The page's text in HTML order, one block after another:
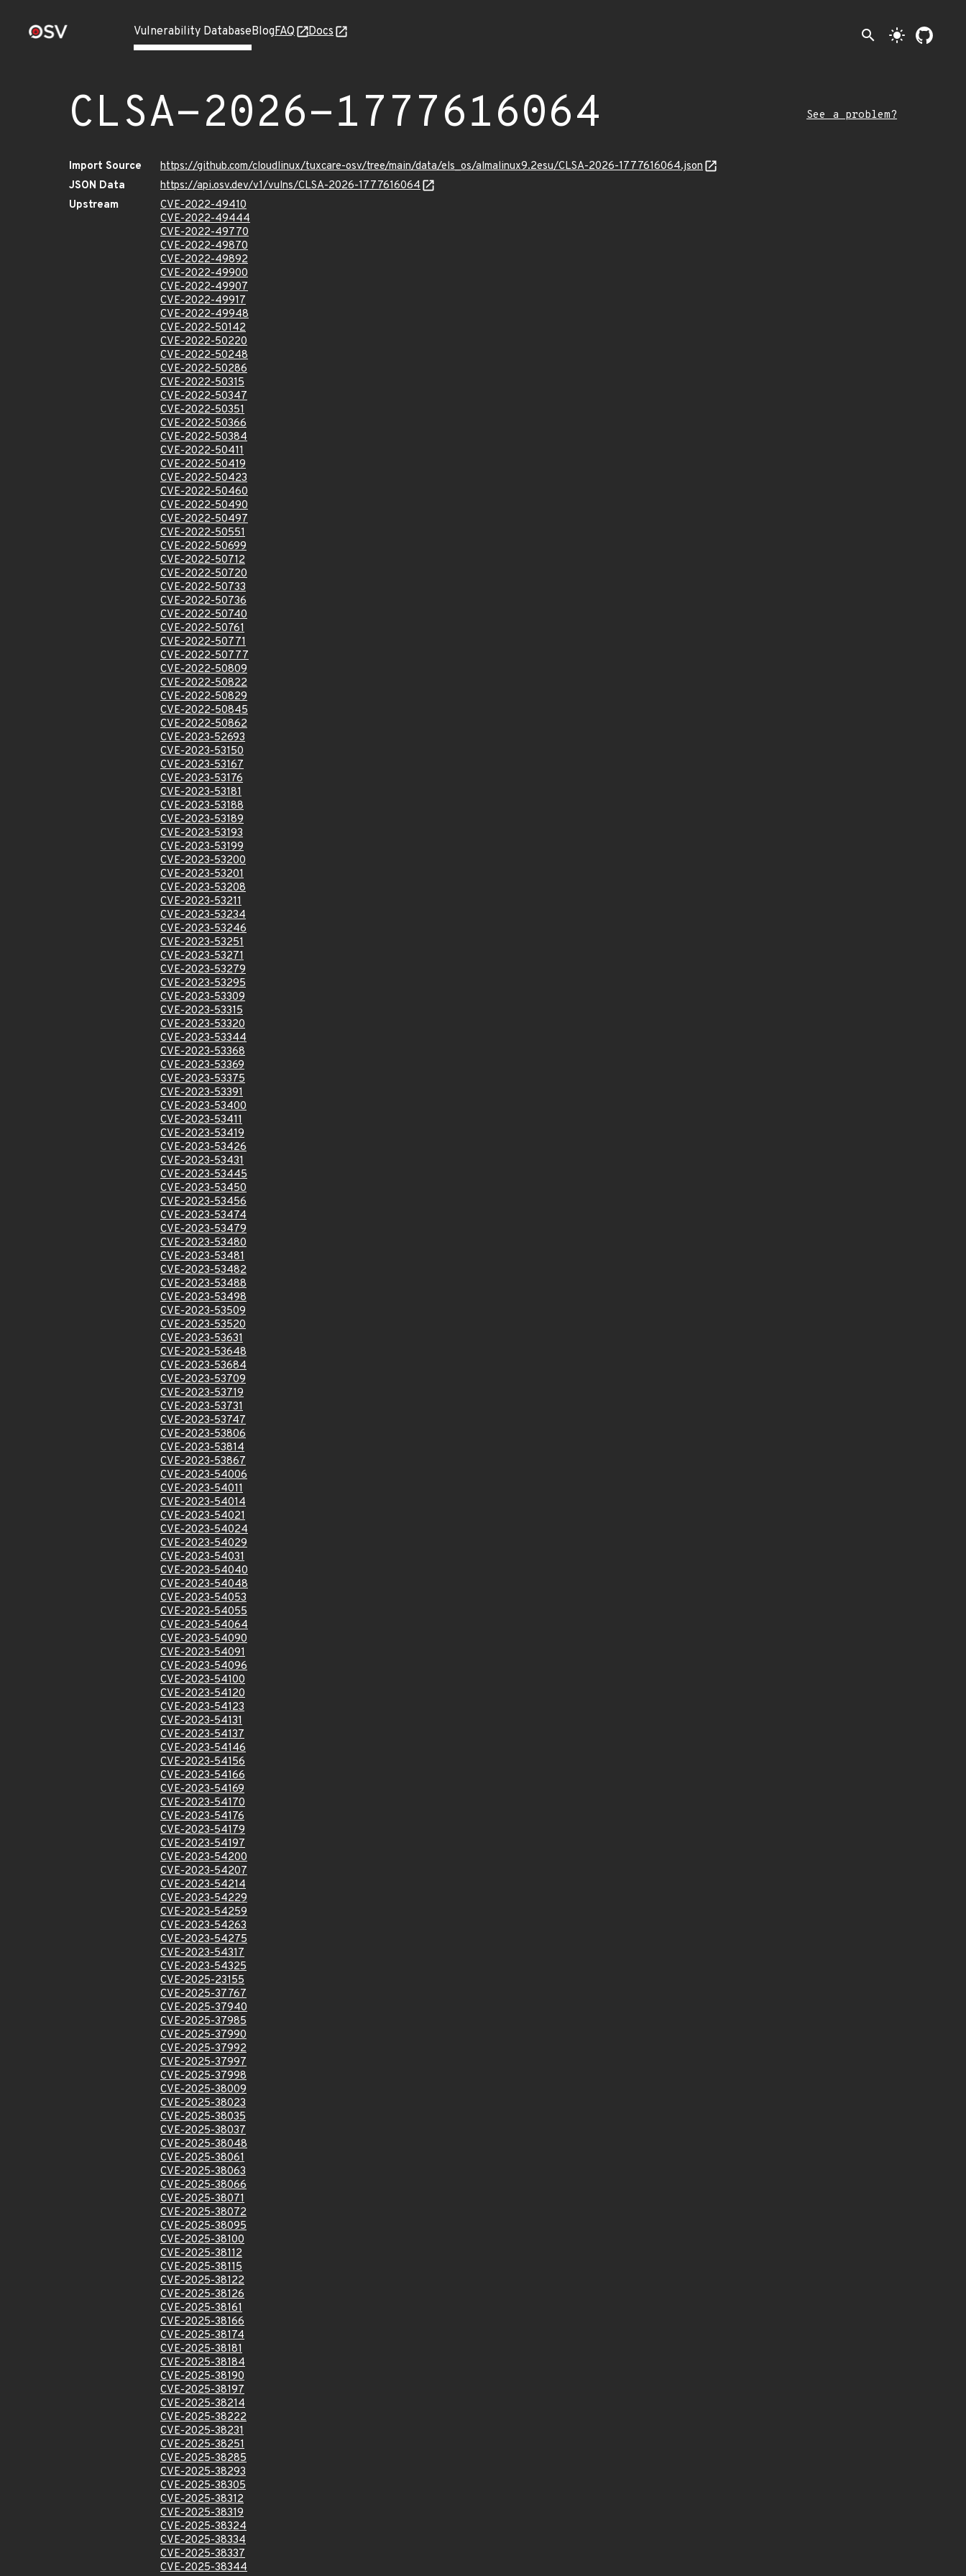
Vulnerability DatabaseBlogFAQ Docs search light_mode
CLSA-2026-1777616064 See a problem?
Import Source
https://github.com/cloudlinux/tuxcare-osv/tree/main/data/els_os/almalinux9.2esu/CLSA-2026-1777616064.json
JSON Data
https://api.osv.dev/v1/vulns/CLSA-2026-1777616064
Upstream
CVE-2022-49410
CVE-2022-49444
CVE-2022-49770
CVE-2022-49870
CVE-2022-49892
CVE-2022-49900
CVE-2022-49907
CVE-2022-49917
CVE-2022-49948
CVE-2022-50142
CVE-2022-50220
CVE-2022-50248
CVE-2022-50286
CVE-2022-50315
CVE-2022-50347
CVE-2022-50351
CVE-2022-50366
CVE-2022-50384
CVE-2022-50411
CVE-2022-50419
CVE-2022-50423
CVE-2022-50460
CVE-2022-50490
CVE-2022-50497
CVE-2022-50551
CVE-2022-50699
CVE-2022-50712
CVE-2022-50720
CVE-2022-50733
CVE-2022-50736
CVE-2022-50740
CVE-2022-50761
CVE-2022-50771
CVE-2022-50777
CVE-2022-50809
CVE-2022-50822
CVE-2022-50829
CVE-2022-50845
CVE-2022-50862
CVE-2023-52693
CVE-2023-53150
CVE-2023-53167
CVE-2023-53176
CVE-2023-53181
CVE-2023-53188
CVE-2023-53189
CVE-2023-53193
CVE-2023-53199
CVE-2023-53200
CVE-2023-53201
CVE-2023-53208
CVE-2023-53211
CVE-2023-53234
CVE-2023-53246
CVE-2023-53251
CVE-2023-53271
CVE-2023-53279
CVE-2023-53295
CVE-2023-53309
CVE-2023-53315
CVE-2023-53320
CVE-2023-53344
CVE-2023-53368
CVE-2023-53369
CVE-2023-53375
CVE-2023-53391
CVE-2023-53400
CVE-2023-53411
CVE-2023-53419
CVE-2023-53426
CVE-2023-53431
CVE-2023-53445
CVE-2023-53450
CVE-2023-53456
CVE-2023-53474
CVE-2023-53479
CVE-2023-53480
CVE-2023-53481
CVE-2023-53482
CVE-2023-53488
CVE-2023-53498
CVE-2023-53509
CVE-2023-53520
CVE-2023-53631
CVE-2023-53648
CVE-2023-53684
CVE-2023-53709
CVE-2023-53719
CVE-2023-53731
CVE-2023-53747
CVE-2023-53806
CVE-2023-53814
CVE-2023-53867
CVE-2023-54006
CVE-2023-54011
CVE-2023-54014
CVE-2023-54021
CVE-2023-54024
CVE-2023-54029
CVE-2023-54031
CVE-2023-54040
CVE-2023-54048
CVE-2023-54053
CVE-2023-54055
CVE-2023-54064
CVE-2023-54090
CVE-2023-54091
CVE-2023-54096
CVE-2023-54100
CVE-2023-54120
CVE-2023-54123
CVE-2023-54131
CVE-2023-54137
CVE-2023-54146
CVE-2023-54156
CVE-2023-54166
CVE-2023-54169
CVE-2023-54170
CVE-2023-54176
CVE-2023-54179
CVE-2023-54197
CVE-2023-54200
CVE-2023-54207
CVE-2023-54214
CVE-2023-54229
CVE-2023-54259
CVE-2023-54263
CVE-2023-54275
CVE-2023-54317
CVE-2023-54325
CVE-2025-23155
CVE-2025-37767
CVE-2025-37940
CVE-2025-37985
CVE-2025-37990
CVE-2025-37992
CVE-2025-37997
CVE-2025-37998
CVE-2025-38009
CVE-2025-38023
CVE-2025-38035
CVE-2025-38037
CVE-2025-38048
CVE-2025-38061
CVE-2025-38063
CVE-2025-38066
CVE-2025-38071
CVE-2025-38072
CVE-2025-38095
CVE-2025-38100
CVE-2025-38112
CVE-2025-38115
CVE-2025-38122
CVE-2025-38126
CVE-2025-38161
CVE-2025-38166
CVE-2025-38174
CVE-2025-38181
CVE-2025-38184
CVE-2025-38190
CVE-2025-38197
CVE-2025-38214
CVE-2025-38222
CVE-2025-38231
CVE-2025-38251
CVE-2025-38285
CVE-2025-38293
CVE-2025-38305
CVE-2025-38312
CVE-2025-38319
CVE-2025-38324
CVE-2025-38334
CVE-2025-38337
CVE-2025-38344